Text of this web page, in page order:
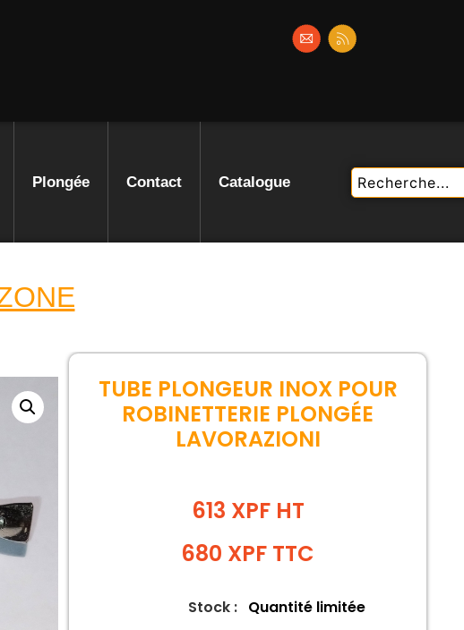
Plongée Contact Catalogue
TUBE PLONGEUR INOX POUR
ROBINETTERIE PLONGÉE
LAVORAZIONI
613 XPF HT
680 XPF TTC
Stock : Quantité limitée